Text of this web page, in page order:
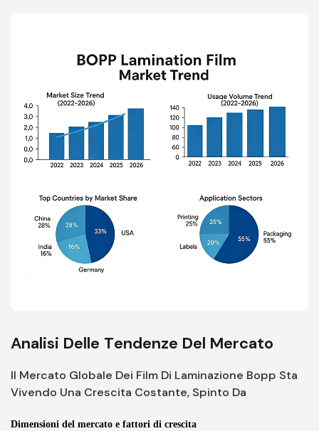
Analisi Delle Tendenze Del Mercato
Il Mercato Globale Dei Film Di Laminazione Bopp Sta
Vivendo Una Crescita Costante, Spinto Da
Dimensioni del mercato e fattori di crescita